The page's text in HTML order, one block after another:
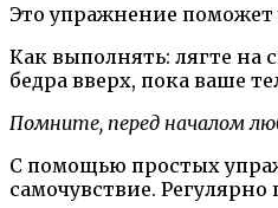
Это упражнение
Как выполнять: лягте на
бедра вверх, пока ваше
Помните, перед началом
С помощью простых
самочувствие.